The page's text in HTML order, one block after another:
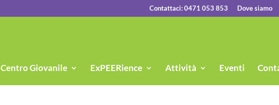
Contattaci: 0471 053 853 Dove siamo
Centro Giovanile ExPEERience Attività Eventi